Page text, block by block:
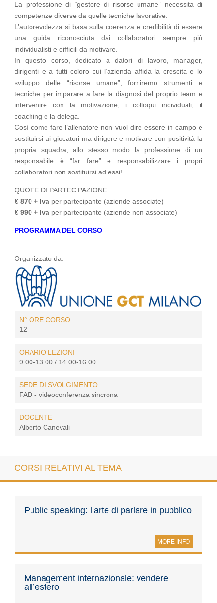
La professione di “gestore di risorse umane” necessita di
competenze diverse da quelle tecniche lavorative.
L’autorevolezza si basa sulla coerenza e credibilità di essere
una guida riconosciuta dai collaboratori sempre più
individualisti e difficili da motivare.
In questo corso, dedicato a datori di lavoro, manager,
dirigenti e a tutti coloro cui l’azienda affida la crescita e lo
sviluppo delle “risorse umane”, forniremo strumenti e
tecniche per imparare a fare la diagnosi del proprio team e
intervenire con la motivazione, i colloqui individuali, il
coaching e la delega.
Così come fare l’allenatore non vuol dire essere in campo e
sostituirsi ai giocatori ma dirigere e motivare con positività la
propria squadra, allo stesso modo la professione di un
responsabile è “far fare” e responsabilizzare i propri
collaboratori non sostituirsi ad essi!
QUOTE DI PARTECIPAZIONE
€ 870 + Iva per partecipante (aziende associate)
€ 990 + Iva per partecipante (aziende non associate)
PROGRAMMA DEL CORSO
Organizzato da:
N° ORE CORSO
12
ORARIO LEZIONI
9.00-13.00 / 14.00-16.00
SEDE DI SVOLGIMENTO
FAD - videoconferenza sincrona
DOCENTE
Alberto Canevali
CORSI RELATIVI AL TEMA
Public speaking: l’arte di parlare in pubblico
MORE INFO
Management internazionale: vendere
all’estero